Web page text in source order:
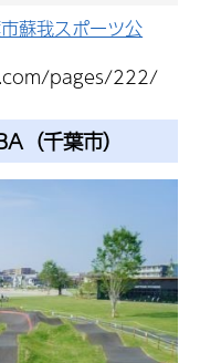
蘇我スポーツ公
pages/222/
（千葉市）